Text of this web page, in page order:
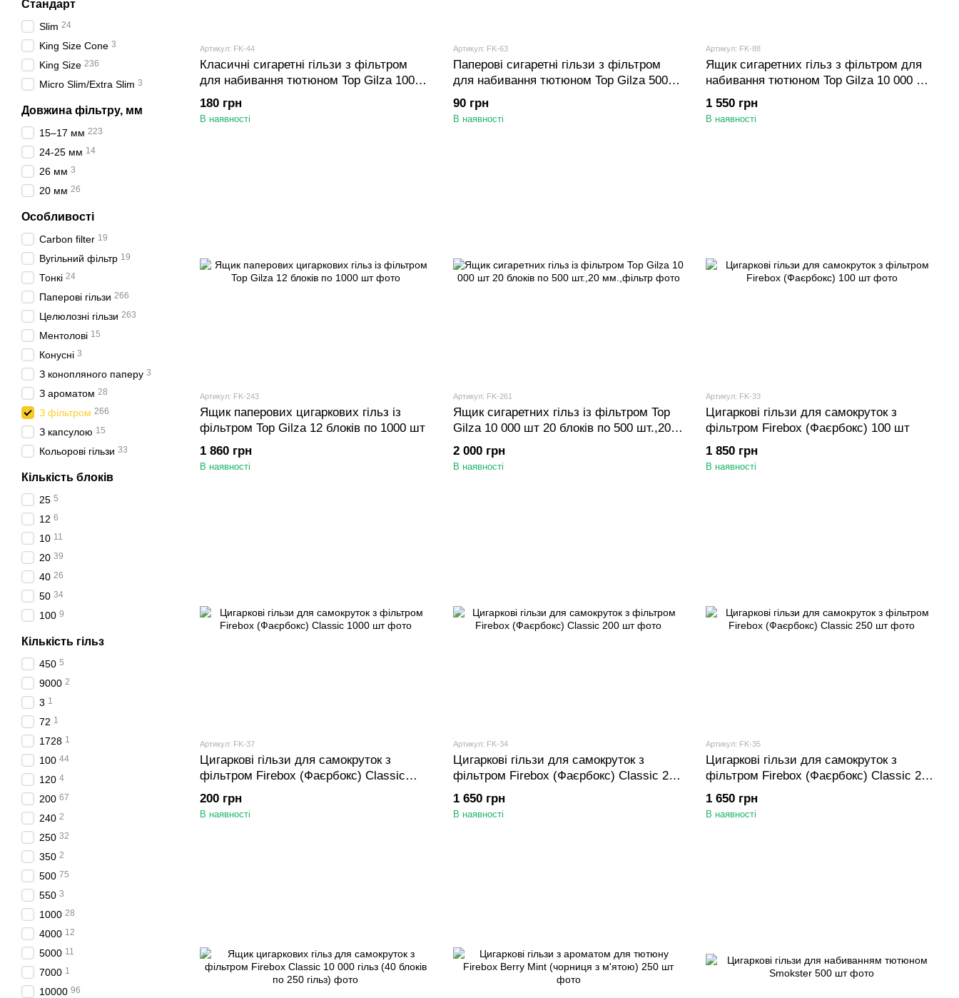
Артикул: FK-44
Класичні сигаретні гільзи з фільтром
для набивання тютюном Top Gilza 1000
шт
180 грн
В наявності
Артикул: FK-63
Паперові сигаретні гільзи з фільтром
для набивання тютюном Top Gilza 500
шт
90 грн
В наявності
Артикул: FK-88
Ящик сигаретних гільз з фільтром для
набивання тютюном Top Gilza 10 000 шт
(20 блоків по 500 шт)
1 550 грн
В наявності
Артикул: FK-243
Ящик паперових цигаркових гільз із
фільтром Top Gilza 12 блоків по 1000 шт
1 860 грн
В наявності
Артикул: FK-261
Ящик сигаретних гільз із фільтром Top
Gilza 10 000 шт 20 блоків по 500 шт.,20
мм.,фільтр
2 000 грн
В наявності
Артикул: FK-33
Цигаркові гільзи для самокруток з
фільтром Firebox (Фаєрбокс) 100 шт
1 850 грн
В наявності
Артикул: FK-37
Цигаркові гільзи для самокруток з
фільтром Firebox (Фаєрбокс) Classic
1000 шт
200 грн
В наявності
Артикул: FK-34
Цигаркові гільзи для самокруток з
фільтром Firebox (Фаєрбокс) Classic 200
шт
1 650 грн
В наявності
Артикул: FK-35
Цигаркові гільзи для самокруток з
фільтром Firebox (Фаєрбокс) Classic 250
шт
1 650 грн
В наявності
Стандарт
Slim 24
King Size Cone 3
King Size 236
Micro Slim/Extra Slim 3
Довжина фільтру, мм
15–17 мм 223
24-25 мм 14
26 мм 3
20 мм 26
Особливості
Carbon filter 19
Вугільний фільтр 19
Тонкі 24
Паперові гільзи 266
Целюлозні гільзи 263
Ментолові 15
Конусні 3
З конопляного паперу 3
З ароматом 28
З фільтром 266
З капсулою 15
Кольорові гільзи 33
Кількість блоків
25 5
12 6
10 11
20 39
40 26
50 34
100 9
Кількість гільз
450 5
9000 2
3 1
72 1
1728 1
100 44
120 4
200 67
240 2
250 32
350 2
500 75
550 3
1000 28
4000 12
5000 11
7000 1
10000 96